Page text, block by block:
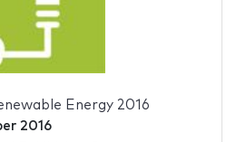
Energy 2016
2016